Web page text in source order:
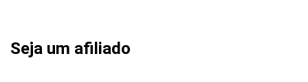
Seja um afiliado